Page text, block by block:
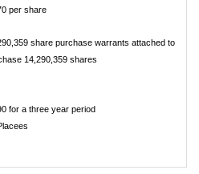
per share
share purchase warrants attached to
14,290,359 shares
for a three year period